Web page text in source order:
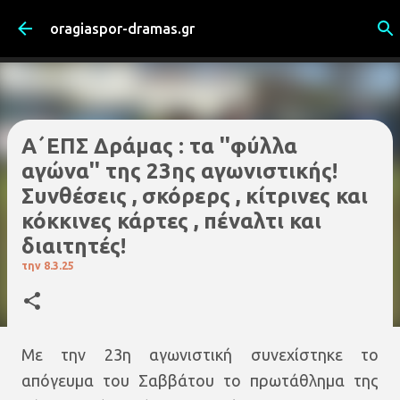
Μετάβαση στο κύριο περιεχόμενο
oragiaspor-dramas.gr
Α΄ΕΠΣ Δράμας : τα ''φύλλα
αγώνα'' της 23ης αγωνιστικής!
Συνθέσεις , σκόρερς , κίτρινες και
κόκκινες κάρτες , πέναλτι και
διαιτητές!
την 8.3.25
Με την 23η αγωνιστική συνεχίστηκε το
απόγευμα του Σαββάτου το πρωτάθλημα της